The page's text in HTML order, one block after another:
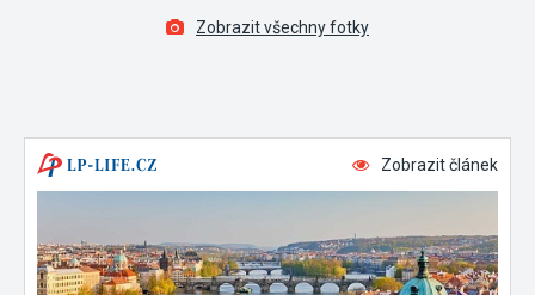
Zobrazit všechny fotky
Zobrazit článek